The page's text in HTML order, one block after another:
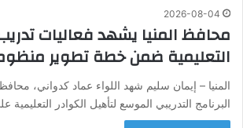
2026-08-04
محافظ المنيا يشهد فعاليات
التعليمية ضمن خطة تطوير
المنيا – إيمان سليم شهد اللواء عماد كدواني، محافظ
البرنامج التدريبي الموسع لتأهيل الكوادر